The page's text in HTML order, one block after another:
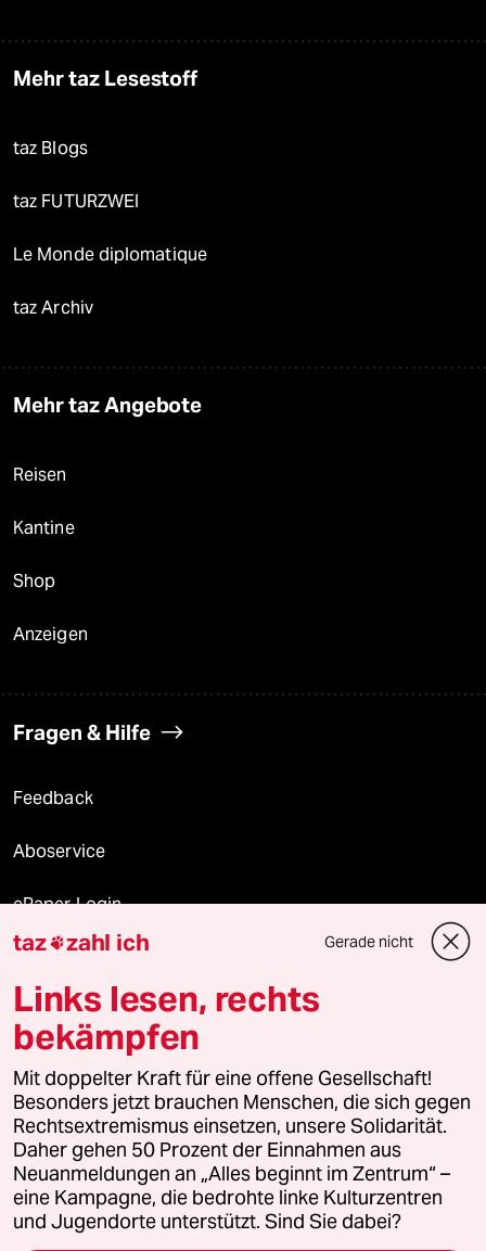
Mehr taz Lesestoff
taz Blogs
taz FUTURZWEI
Le Monde diplomatique
taz Archiv
Mehr taz Angebote
Reisen
Kantine
Shop
Anzeigen
Fragen & Hilfe
Feedback
Aboservice
ePaper Login
Downloads für Abonnierende
© 2026 taz Verlags und Vertriebs GmbH
Alle Rechte vorbehalten. Bei rechtlichen Fragen oder für Genehmigungen
wenden Sie sich bitte an
lizenzen@taz.de
Feedback Redaktionsstatut Kommune-Richtlinien
Leitlinie Informant Datenschutz Impressum AGB
taz zahl ich Gerade nicht
Links lesen, rechts
bekämpfen
Mit doppelter Kraft für eine offene Gesellschaft!
Besonders jetzt brauchen Menschen, die sich gegen
Rechtsextremismus einsetzen, unsere Solidarität.
Daher gehen 50 Prozent der Einnahmen aus
Neuanmeldungen an „Alles beginnt im Zentrum“ –
eine Kampagne, die bedrohte linke Kulturzentren
und Jugendorte unterstützt. Sind Sie dabei?